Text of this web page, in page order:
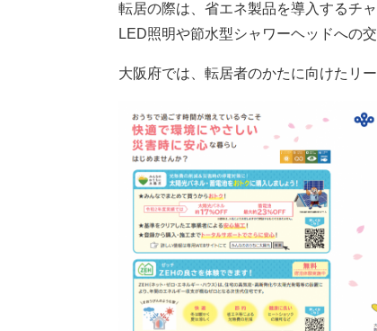
転居の際は、省エネ製品を導入するチャ
LED照明や節水型シャワーヘッドへの
大阪府では、転居者のかたに向けたリ